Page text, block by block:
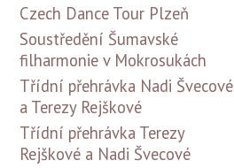
Czech Dance Tour Plzeň
Soustředění Šumavské
filharmonie v Mokrosukách
Třídní přehrávka Nadi Švecové
a Terezy Rejškové
Třídní přehrávka Terezy
Rejškové a Nadi Švecové